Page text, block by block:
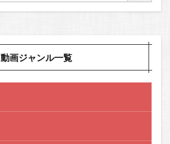
動画ジャンル一覧